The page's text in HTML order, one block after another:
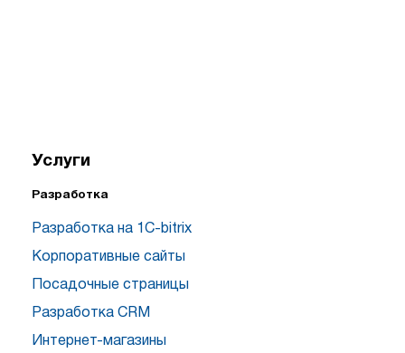
Услуги
Разработка
Разработка на 1C-bitrix
Корпоративные сайты
Посадочные страницы
Разработка CRM
Интернет-магазины